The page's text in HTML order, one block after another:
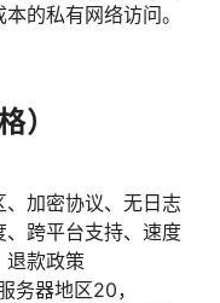
的私有网络访问。
）
加密协议、无日志
跨平台支持、速度
退款政策
务器地区20，